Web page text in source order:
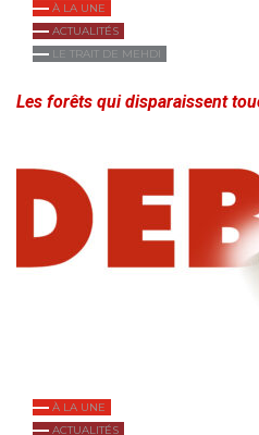
À LA UNE
ACTUALITÉS
LE TRAIT DE MEHDI
Les forêts qui disparaissent
À LA UNE
ACTUALITÉS